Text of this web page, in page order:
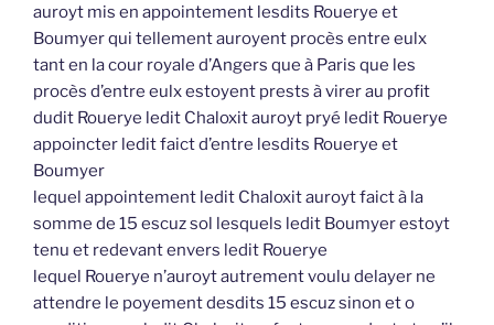
auroyt mis en appointement lesdits Rouerye et
Boumyer qui tellement auroyent procès entre eulx
tant en la cour royale d’Angers que à Paris que les
procès d’entre eulx estoyent prests à virer au profit
dudit Rouerye ledit Chaloxit auroyt pryé ledit Rouerye
appoincter ledit faict d’entre lesdits Rouerye et
Boumyer
lequel appointement ledit Chaloxit auroyt faict à la
somme de 15 escuz sol lesquels ledit Boumyer estoyt
tenu et redevant envers ledit Rouerye
lequel Rouerye n’auroyt autrement voulu delayer ne
attendre le poyement desdits 15 escuz sinon et o